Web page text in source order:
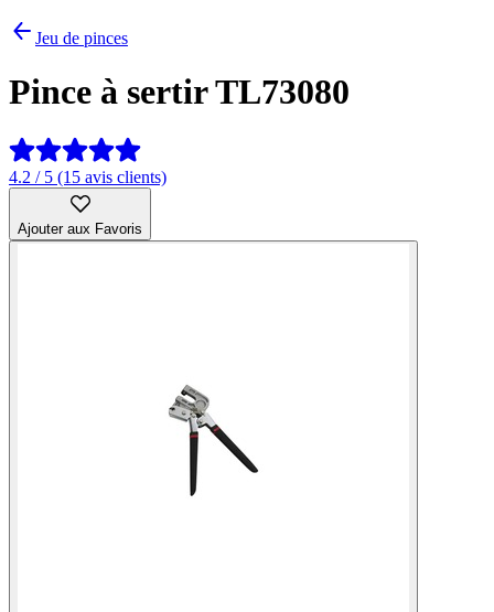
Jeu de pinces
Pince à sertir TL73080
4.2 / 5 (15 avis clients)
Ajouter aux Favoris